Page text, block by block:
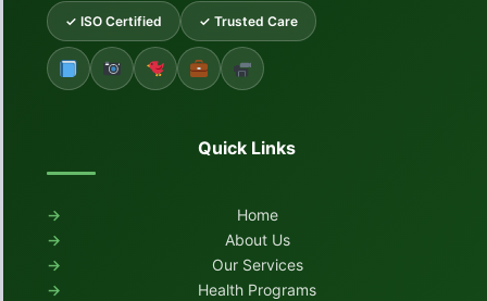
✓ ISO Certified ✓ Trusted Care
Quick Links
Home
About Us
Our Services
Health Programs